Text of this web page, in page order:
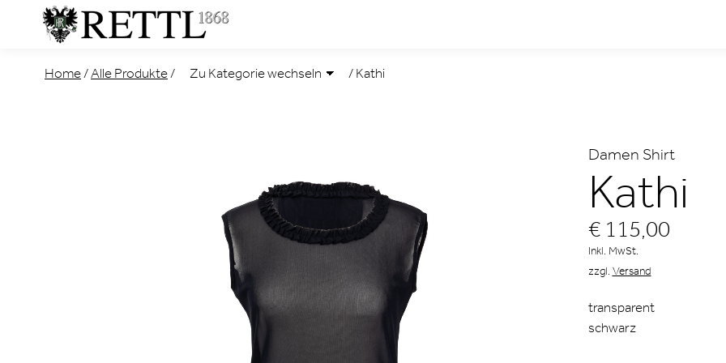
Home / Alle Produkte / / Kathi
Damen Shirt
Kathi
€ 115,00
Inkl. MwSt.
zzgl. Versand
transparent
schwarz